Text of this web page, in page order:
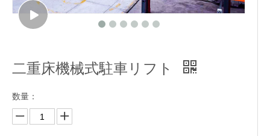
二重床機械式駐車リフト
数量：